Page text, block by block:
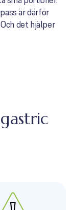
är därför
det hjälper